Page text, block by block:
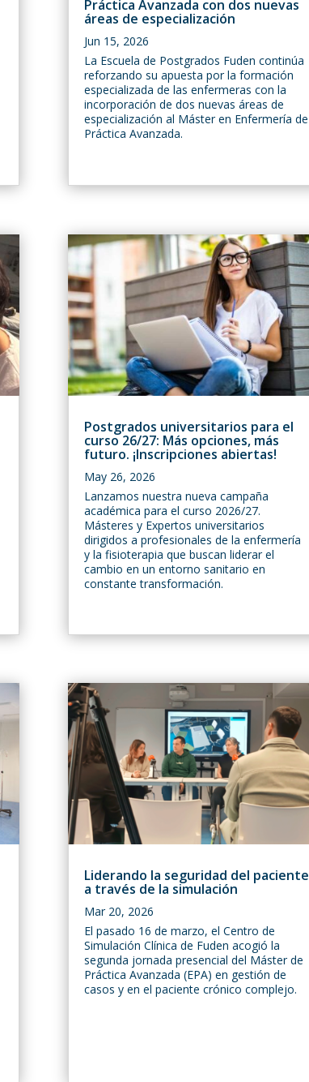
Práctica Avanzada con dos nuevas
áreas de especialización
Jun 15, 2026
La Escuela de Postgrados Fuden continúa
reforzando su apuesta por la formación
especializada de las enfermeras con la
incorporación de dos nuevas áreas de
especialización al Máster en Enfermería de
Práctica Avanzada.
Postgrados universitarios para el
curso 26/27: Más opciones, más
futuro. ¡Inscripciones abiertas!
May 26, 2026
Lanzamos nuestra nueva campaña
académica para el curso 2026/27.
Másteres y Expertos universitarios
dirigidos a profesionales de la enfermería
y la fisioterapia que buscan liderar el
cambio en un entorno sanitario en
constante transformación.
Liderando la seguridad del paciente
a través de la simulación
Mar 20, 2026
El pasado 16 de marzo, el Centro de
Simulación Clínica de Fuden acogió la
segunda jornada presencial del Máster de
Práctica Avanzada (EPA) en gestión de
casos y en el paciente crónico complejo.